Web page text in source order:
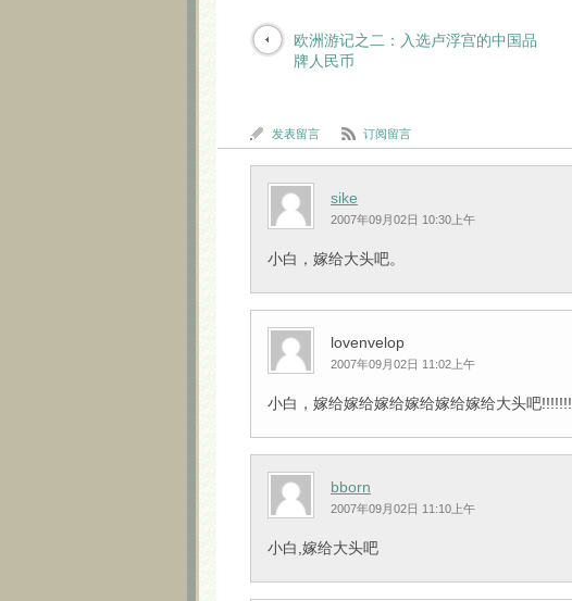
欧洲游记之二：入选卢浮宫的中国品
牌人民币
发表留言 订阅留言
sike
2007年09月02日 10:30上午
小白，嫁给大头吧。
lovenvelop
2007年09月02日 11:02上午
小白，嫁给嫁给嫁给嫁给嫁给嫁给大头吧!!!!!!!
bborn
2007年09月02日 11:10上午
小白,嫁给大头吧